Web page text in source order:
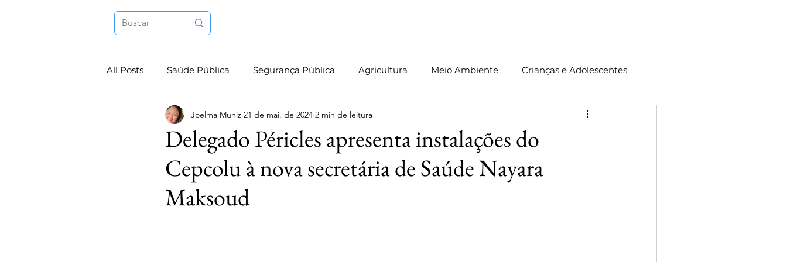
All Posts Saúde Pública Segurança Pública Agricultura Meio Ambiente Crianças e Adolescentes
Internacional Esporte Produção Legislativa
Delegado Péricles apresenta instalações do
Cepcolu à nova secretária de Saúde Nayara
Maksoud
Joelma Muniz 21 de mai. de 2024 2 min de leitura